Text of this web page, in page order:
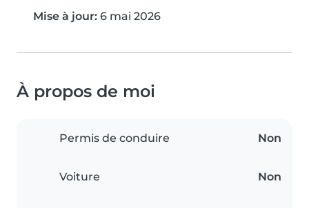
Mise à jour: 6 mai 2026
À propos de moi
Permis de conduire Non
Voiture Non